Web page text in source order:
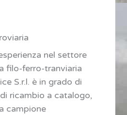
nel settore
filo-ferro-tranviaria
S.r.l. è in grado di
ricambio a catalogo,
campione